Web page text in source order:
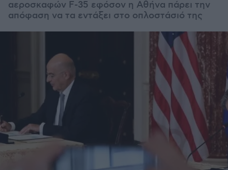
αεροσκαφών F-35 εφόσον η Αθήνα πάρει την
απόφαση να τα εντάξει στο οπλοστάσιό της